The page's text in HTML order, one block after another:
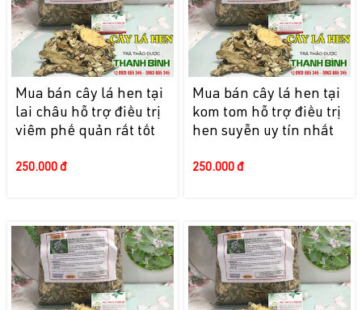
Mua bán cây lá hen tại
lai châu hỗ trợ điều trị
viêm phế quản rất tốt
250.000 đ
Mua bán cây lá hen tại
kom tom hỗ trợ điều trị
hen suyễn uy tín nhất
250.000 đ